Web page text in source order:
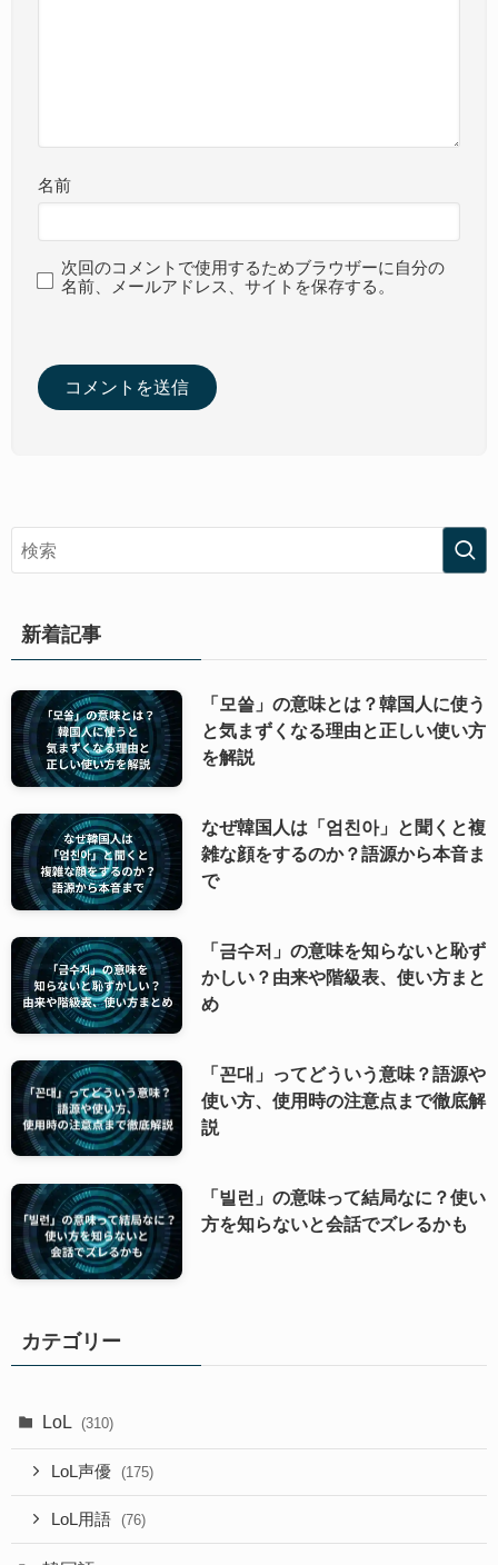
名前
次回のコメントで使用するためブラウザーに自分の
名前、メールアドレス、サイトを保存する。
新着記事
「모쏠」の意味とは？韓国人に使う
と気まずくなる理由と正しい使い方
を解説
なぜ韓国人は「엄친아」と聞くと複
雑な顔をするのか？語源から本音ま
で
「금수저」の意味を知らないと恥ず
かしい？由来や階級表、使い方まと
め
「꼰대」ってどういう意味？語源や
使い方、使用時の注意点まで徹底解
説
「빌런」の意味って結局なに？使い
方を知らないと会話でズレるかも
カテゴリー
LoL (310)
LoL声優 (175)
LoL用語 (76)